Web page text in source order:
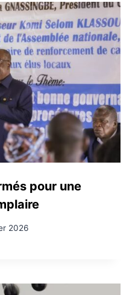
pour une
2026